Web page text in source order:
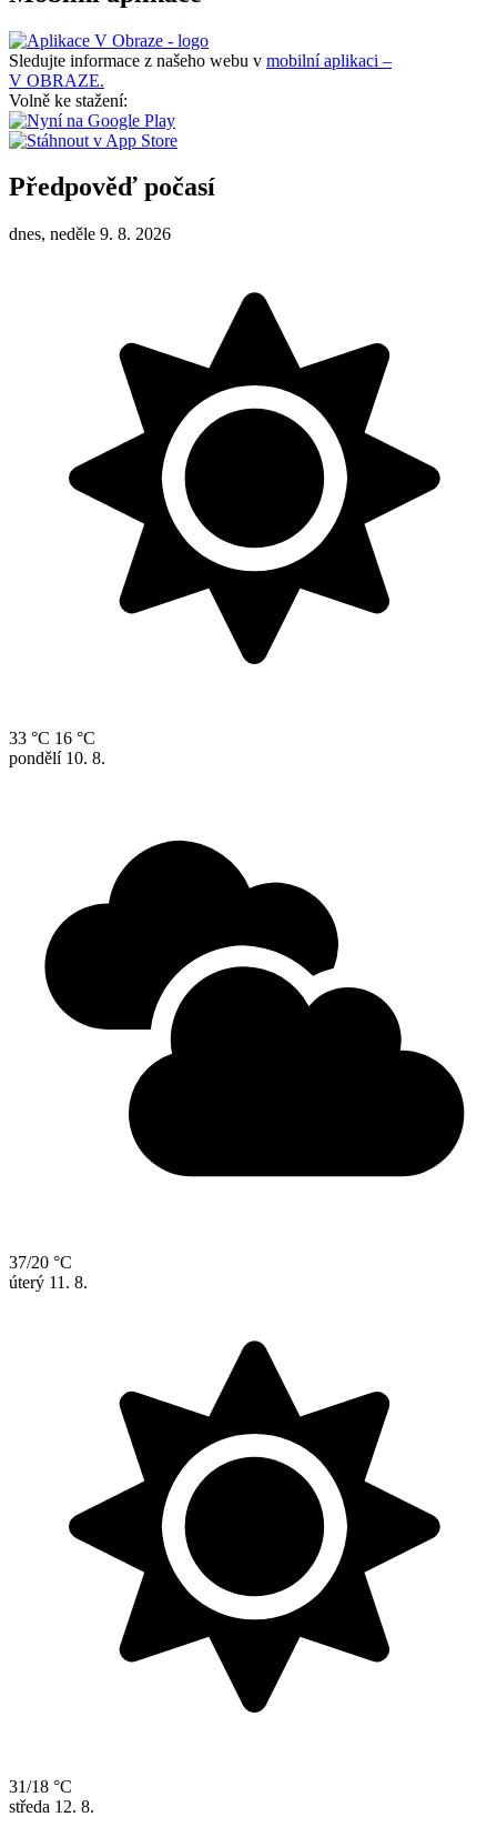
Sledujte informace z našeho webu v mobilní aplikaci –
V OBRAZE.
Volně ke stažení:
Předpověď počasí
dnes, neděle 9. 8. 2026
33 °C 16 °C
pondělí 10. 8.
37/20 °C
úterý 11. 8.
31/18 °C
středa 12. 8.